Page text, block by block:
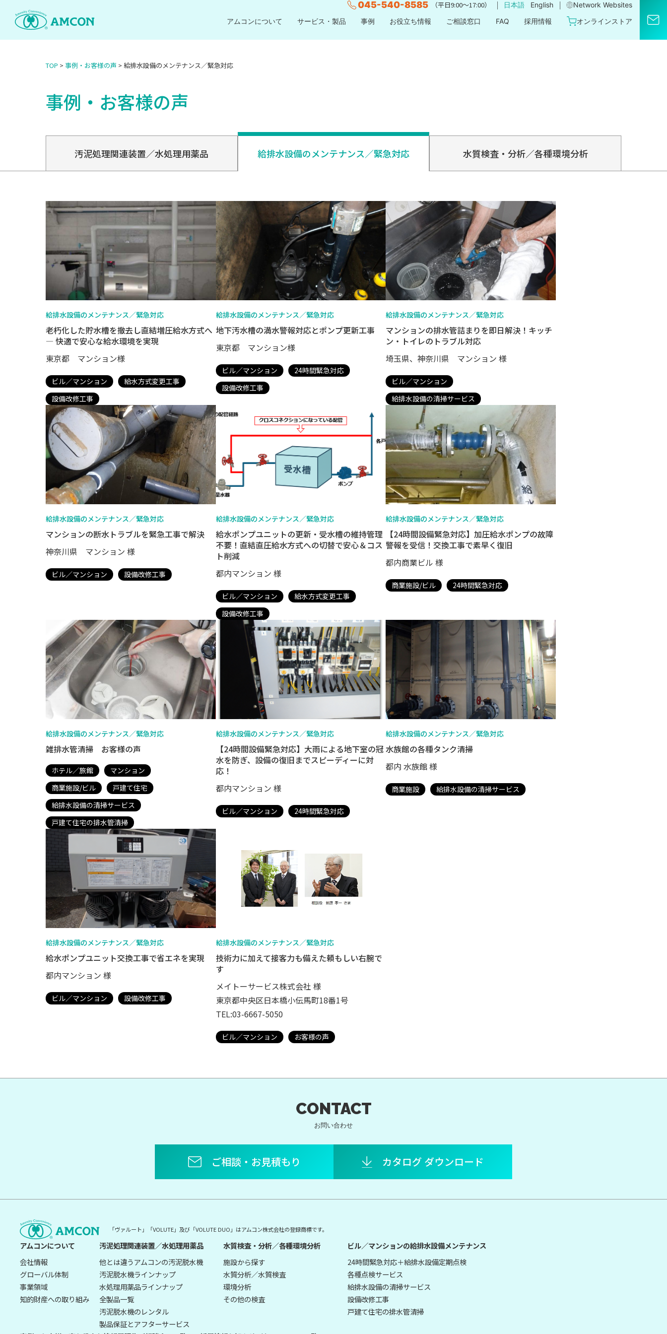
045-540-8585 （平日9:00〜17:00） ｜ 日本語 English ｜
Network Websites​
アムコンについて
サービス・製品 事例 お役立ち情報 ご相談窓口 FAQ 採用情報 オンラインストア
TOP > 事例・お客様の声 > 給排水設備のメンテナンス／緊急対応
事例・お客様の声
汚泥処理関連装置／水処理用薬品 給排水設備のメンテナンス／緊急対応 水質検査・分析／各種環境分析
給排水設備のメンテナンス／緊急対応
老朽化した貯水槽を撤去し直結増圧給水方式へ
― 快適で安心な給水環境を実現
東京都 マンション様
ビル／マンション
給水方式変更工事
設備改修工事
給排水設備のメンテナンス／緊急対応
地下汚水槽の満水警報対応とポンプ更新工事
東京都 マンション様
ビル／マンション
24時間緊急対応
設備改修工事
給排水設備のメンテナンス／緊急対応
マンションの排水管詰まりを即日解決！キッチ
ン・トイレのトラブル対応
埼玉県、神奈川県 マンション 様
ビル／マンション
給排水設備の清掃サービス
給排水設備のメンテナンス／緊急対応
マンションの断水トラブルを緊急工事で解決
神奈川県 マンション 様
ビル／マンション 設備改修工事
給排水設備のメンテナンス／緊急対応
給水ポンプユニットの更新・受水槽の維持管理
不要！直結直圧給水方式への切替で安心＆コス
ト削減
都内マンション 様
ビル／マンション
給水方式変更工事
設備改修工事
給排水設備のメンテナンス／緊急対応
【24時間設備緊急対応】加圧給水ポンプの故障
警報を受信！交換工事で素早く復旧
都内商業ビル 様
商業施設/ビル 24時間緊急対応
給排水設備のメンテナンス／緊急対応
雑排水管清掃 お客様の声
ホテル／旅館
マンション
商業施設/ビル
戸建て住宅
給排水設備の清掃サービス
戸建て住宅の排水管清掃
給排水設備のメンテナンス／緊急対応
【24時間設備緊急対応】大雨による地下室の冠
水を防ぎ、設備の復旧までスピーディーに対
応！
都内マンション 様
ビル／マンション 24時間緊急対応
給排水設備のメンテナンス／緊急対応
水族館の各種タンク清掃
都内 水族館 様
商業施設 給排水設備の清掃サービス
給排水設備のメンテナンス／緊急対応
給水ポンプユニット交換工事で省エネを実現
都内マンション 様
ビル／マンション 設備改修工事
給排水設備のメンテナンス／緊急対応
技術力に加えて接客力も備えた頼もしい右腕で
す
メイトーサービス株式会社 様
東京都中央区日本橋小伝馬町18番1号
TEL:03-6667-5050
ビル／マンション お客様の声
CONTACT
お問い合わせ
ご相談・お見積もり カタログ ダウンロード
「ヴァルート」「VOLUTE」及び「VOLUTE DUO」はアムコン株式会社の登録商標です。
アムコンについて
会社情報
グローバル体制
事業領域
知的財産への取り組み
汚泥処理関連装置／水処理用薬品
他とは違うアムコンの汚泥脱水機
汚泥脱水機ラインナップ
水処理用薬品ラインナップ
全製品一覧
汚泥脱水機のレンタル
製品保証とアフターサービス
水質検査・分析／各種環境分析
施設から探す
水質分析／水質検査
環境分析
その他の検査
ビル／マンションの給排水設備メンテナンス
24時間緊急対応＋給排水設備定期点検
各種点検サービス
給排水設備の清掃サービス
設備改修工事
戸建て住宅の排水管清掃